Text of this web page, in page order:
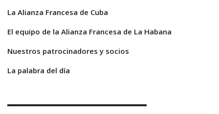
La Alianza Francesa de Cuba
El equipo de la Alianza Francesa de La Habana
Nuestros patrocinadores y socios
La palabra del día